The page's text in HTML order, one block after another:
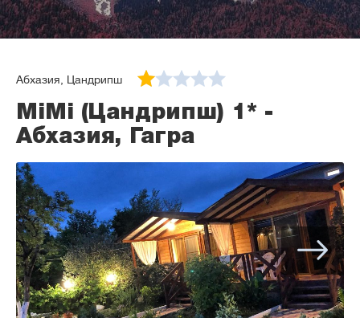
Абхазия, Цандрипш
MiMi (Цандрипш) 1* -
Абхазия, Гагра